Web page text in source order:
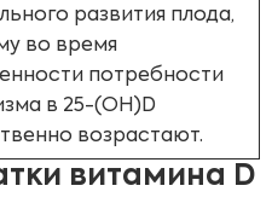
развития плода,
во время
потребности
в 25-(OH)D
возрастают.
витамина D